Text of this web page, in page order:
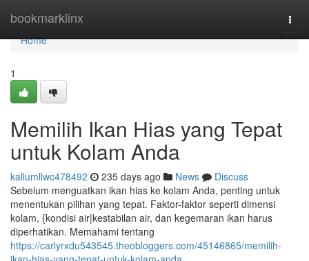
bookmarklinx
Home
Home
1
Memilih Ikan Hias yang Tepat
untuk Kolam Anda
kallumllwc478492 235 days ago News
Discuss
Sebelum menguatkan ikan hias ke kolam Anda, penting untuk
menentukan pilihan yang tepat. Faktor-faktor seperti dimensi
kolam, {kondisi air|kestabilan air, dan kegemaran ikan harus
diperhatikan. Memahami tentang
https://carlyrxdu543545.theobloggers.com/45146865/memilih-